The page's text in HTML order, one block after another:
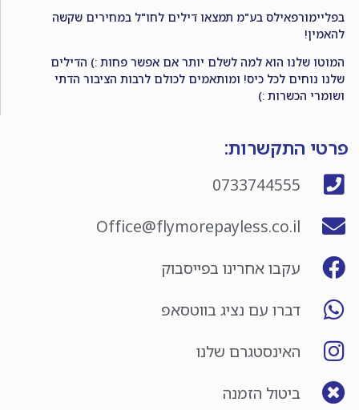
בפליימורפאילס בע"מ תמצאו דילים לחו"ל במחירים שקשה
להאמין!
המוטו שלנו הוא למה לשלם יותר אם אפשר פחות :) הדילים
שלנו נוחים לכל כיס! ומותאמים לכולם לרבות הציבור הדתי
ושומרי הכשרות :)
פרטי התקשרות:
0733744555
Office@flymorepayless.co.il
עקבו אחרינו בפייסבוק
דברו עם נציג בווטסאפ
האינסטגרם שלנו
ביטול הזמנה